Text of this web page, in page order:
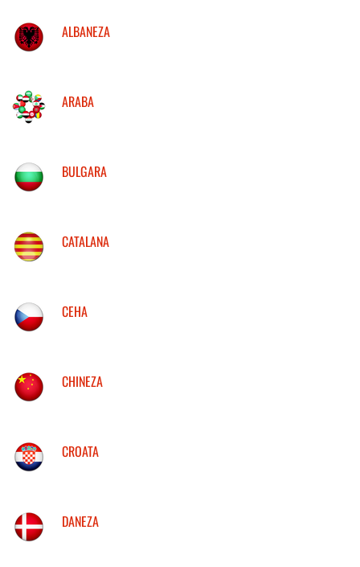
ALBANEZA
ARABA
BULGARA
CATALANA
CEHA
CHINEZA
CROATA
DANEZA